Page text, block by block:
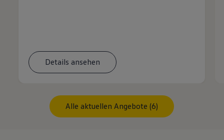
Details ansehen
Alle aktuellen Angebote (6)